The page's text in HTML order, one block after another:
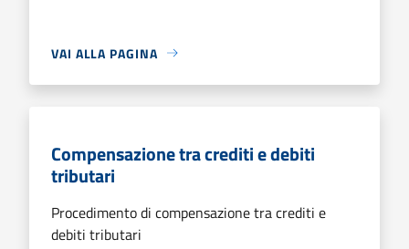
VAI ALLA PAGINA
Compensazione tra crediti e debiti
tributari
Procedimento di compensazione tra crediti e
debiti tributari